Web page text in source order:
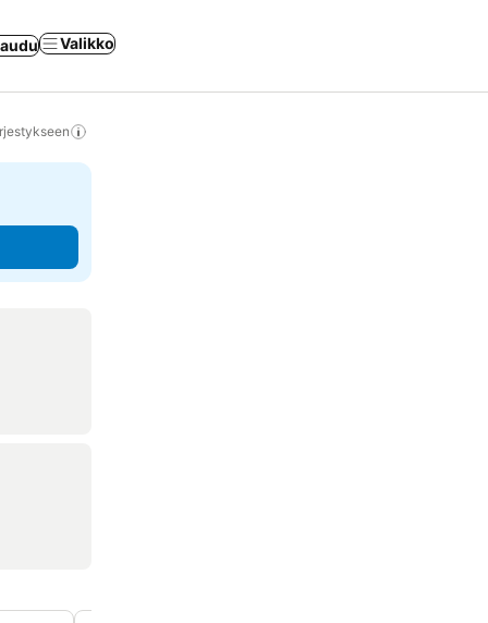
Valikko